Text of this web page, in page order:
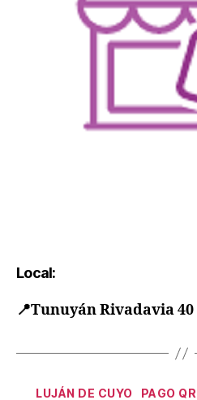
Local:
📍Tunuyán Rivadavia 40
LUJÁN DE CUYO PAGO QR